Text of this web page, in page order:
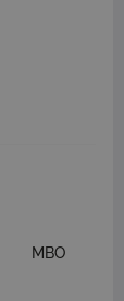
MBO